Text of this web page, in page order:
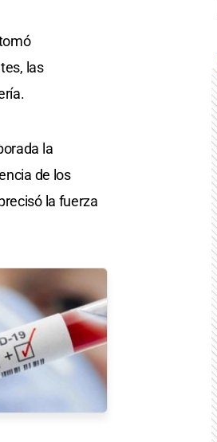
las
la
de los
la fuerza